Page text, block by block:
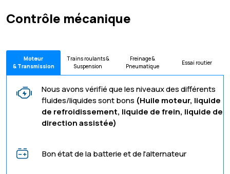
Contrôle mécanique
Moteur
& Transmission
Trains roulants &
Suspension
Freinage &
Pneumatique
Essai routier
Nous avons vérifié que les niveaux des différents
fluides/liquides sont bons (Huile moteur, liquide
de refroidissement, liquide de frein, liquide de
direction assistée)
Bon état de la batterie et de l'alternateur